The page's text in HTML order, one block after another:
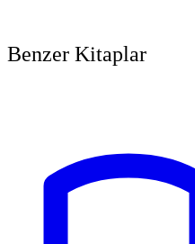
Benzer Kitaplar